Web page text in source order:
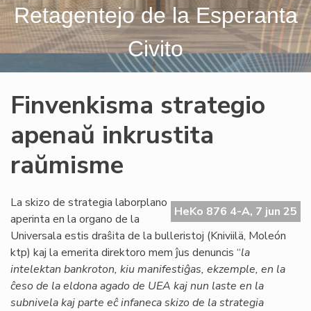
Retagentejo de la Esperanta
Civito
Finvenkisma strategio
apenaŭ inkrustita
raŭmisme
HeKo 876 4-A, 7 jun 25
La skizo de strategia laborplano
aperinta en la organo de la
Universala estis draŝita de la bulleristoj (Kniviilä, Moleón
ktp) kaj la emerita direktoro mem ĵus denuncis “la
intelektan bankroton, kiu manifestiĝas, ekzemple, en la
ĉeso de la eldona agado de UEA kaj nun laste en la
subnivela kaj parte eĉ infaneca skizo de la strategia